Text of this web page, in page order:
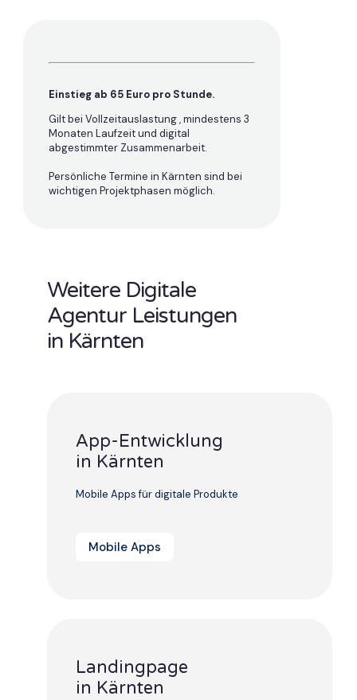
Einstieg ab 65 Euro pro Stunde.
Gilt bei Vollzeitauslastung , mindestens 3
Monaten Laufzeit und digital
abgestimmter Zusammenarbeit.
Persönliche Termine in Kärnten sind bei
wichtigen Projektphasen möglich.
Weitere Digitale
Agentur Leistungen
in Kärnten
App-Entwicklung
in Kärnten
Mobile Apps für digitale Produkte
Mobile Apps
Landingpage
in Kärnten